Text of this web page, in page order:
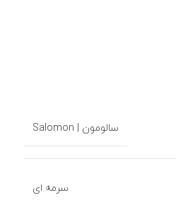
سالومون | Salomon
سرمه ای